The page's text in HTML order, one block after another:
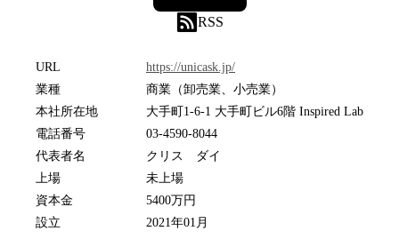
RSS
URL
https://unicask.jp/
業種
商業（卸売業、小売業）
本社所在地
大手町1-6-1 大手町ビル6階 Inspired Lab
電話番号
03-4590-8044
代表者名
クリス ダイ
上場
未上場
資本金
5400万円
設立
2021年01月